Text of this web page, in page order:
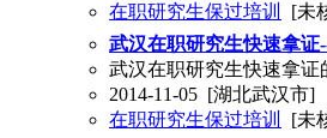
在职研究生保过培训
[未
武汉在职研究生快速拿证
武汉在职研究生快速拿
2014-11-05 [湖北武汉市]
在职研究生保过培训
[未